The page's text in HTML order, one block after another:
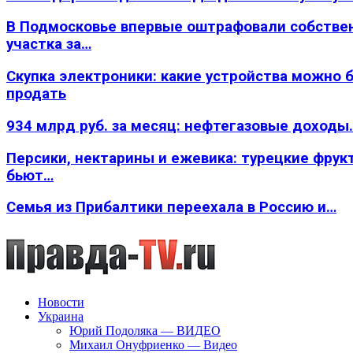
В Подмосковье впервые оштрафовали
участка за…
Скупка электроники: какие устройства можно
продать
934 млрд руб. за месяц: нефтегазовые
Персики, нектарины и ежевика: турецкие
бьют…
Семья из Прибалтики переехала в Россию и…
Новости
Украина
Юрий Подоляка — ВИДЕО
Михаил Онуфриенко — Видео